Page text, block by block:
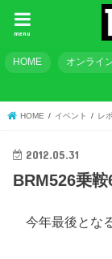
menu
HOME オンライ
HOME イベント レ
2012.05.31
BRM526乗
今年最後とな